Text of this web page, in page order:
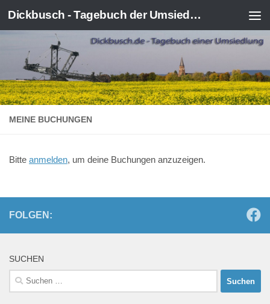
Zum Inhalt springen Dickbusch - Tagebuch der Umsiedlung von Kerpen-Manheim
MEINE BUCHUNGEN
Bitte anmelden, um deine Buchungen anzuzeigen.
FOLGEN:
SUCHEN
Suchen
nach: